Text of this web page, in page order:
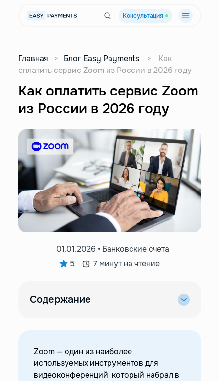
Консультация
Главная > Блог Easy Payments >
Как
оплатить сервис Zoom из России в 2026 году
Как оплатить сервис Zoom
из России в 2026 году
01.01.2026 • Банковские счета
5
7 минут на чтение
Содержание
—Как оплатить Zoom из России?
—Зарубежная банковская карта
Zoom — один из наиболее
используемых инструментов для
видеоконференций, который набрал в